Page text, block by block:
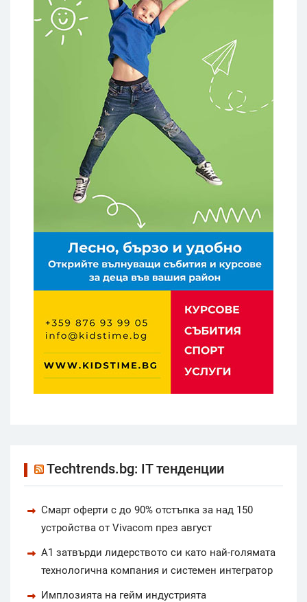
Techtrends.bg: IT тенденции
Смарт оферти с до 90% отстъпка за над 150
устройства от Vivacom през август
А1 затвърди лидерството си като най-голямата
технологична компания и системен интегратор
Имплозията на гейм индустрията